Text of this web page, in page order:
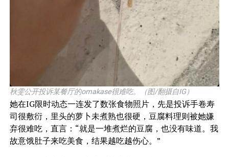
秋雯公开投诉某餐厅的omakase很难吃。（图/翻摄自IG）
她在IG限时动态一连发了数张食物照片，先是投诉手卷寿
司很敷衍，里头的萝卜未煮熟也很硬，豆腐料理则被她嫌
弃很难吃，直言：“就是一堆煮烂的豆腐，也没有味道。我
故意饿肚子来吃美食，结果越吃越伤心。”